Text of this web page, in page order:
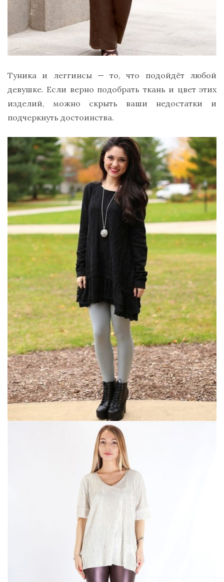
Туника и леггинсы — то, что подойдёт любой
девушке. Если верно подобрать ткань и цвет этих
изделий, можно скрыть ваши недостатки и
подчеркнуть достоинства.